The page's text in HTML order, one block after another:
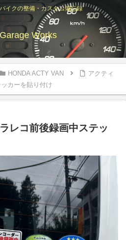
イクの整備・カスタム備忘録
Works
HONDA ACTY VAN
アクティ
カーを貼り付け
レコ前後録画中ステッ